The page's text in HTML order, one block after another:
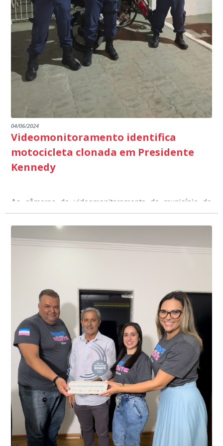
Educação em Presidente Kennedy.
outros) são todos voltados para o desenvolvimento total
dos educandos. Tudo isso também foi demonstrado ao
Ministério Público através de depoimentos
emocionantes de pais e professores no decorrer da
escuta pública.
promover uma atuação coordenada, integrada e
dialogada em prol do desenvolvimento educacional.
04/06/2024
Videomonitoramento identifica
motocicleta clonada em Presidente
Kennedy
As câmeras de videomonitoramento do município de
Presidente Kennedy identificaram neste fim de semana,
01 de junho, uma motocicleta com indícios de
adulteração, imediatamente, a central de
videomonitoramento acionou a Guarda Civil Municipal,
Durante a abordagem a adulteração foi comprovada,
através da conferência do Chassi, a motocicleta, bem
conta do sistema de videomonitoramento instalado
recentemente em todo o município de Presidente
Kennedy, o sistema é integrado com outros municípios
do país, sendo possível a identificação de veículos por
meio do cruzamento de informações, nesse caso
específico, com dados de uma cidade do Estado do Rio
de Janeiro.
“Mais de 100 câmeras foram instaladas na sede e no
interior de Presidente Kennedy, garantindo mais
segurança à população, seja nas ruas, no comércio, os
produtores agropecuários. Estamos no rumo certo,
parabéns a todos os servidores que contribuem para a
segurança da nossa cidade”, destaca o prefeito Dorlei
Fontão.